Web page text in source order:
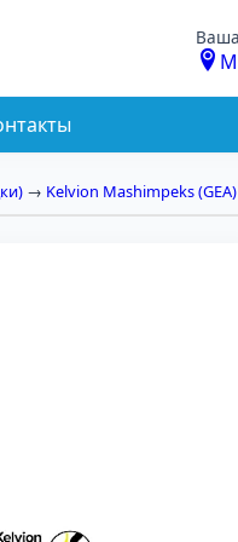
→ Kelvion Mashimpeks (GEA)